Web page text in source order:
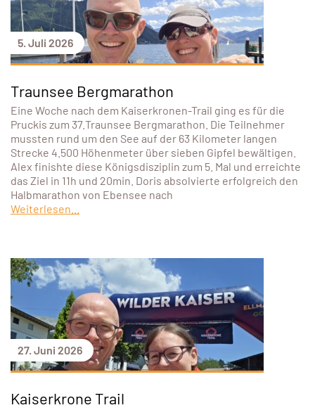
5. Juli 2026
Traunsee Bergmarathon
Eine Woche nach dem Kaiserkronen-Trail ging es für die
Pruckis zum 37.Traunsee Bergmarathon. Die Teilnehmer
mussten rund um den See auf der 63 Kilometer langen
Strecke 4.500 Höhenmeter über sieben Gipfel bewältigen.
Alex finishte diese Königsdisziplin zum 5. Mal und erreichte
das Ziel in 11h und 20min. Doris absolvierte erfolgreich den
Halbmarathon von Ebensee nach
Weiterlesen...
27. Juni 2026
Kaiserkrone Trail